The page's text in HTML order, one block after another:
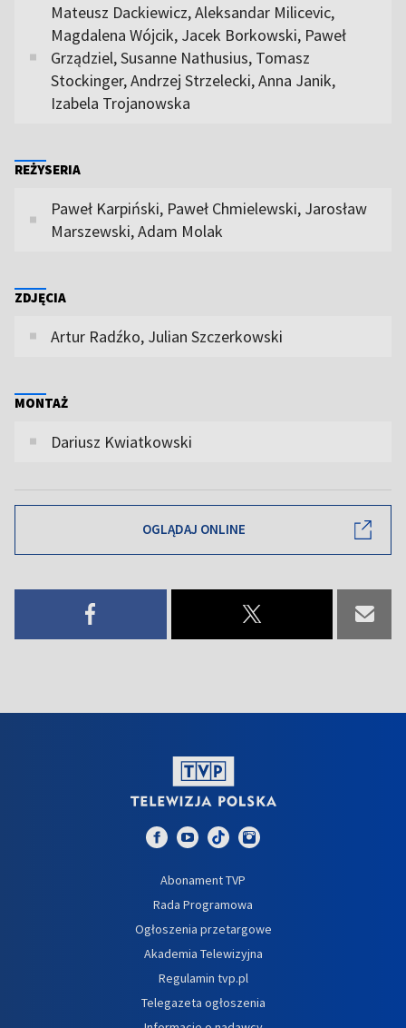
Mateusz Dackiewicz, Aleksandar Milicevic,
Magdalena Wójcik, Jacek Borkowski, Paweł
Grządziel, Susanne Nathusius, Tomasz
Stockinger, Andrzej Strzelecki, Anna Janik,
Izabela Trojanowska
REŻYSERIA
Paweł Karpiński, Paweł Chmielewski, Jarosław
Marszewski, Adam Molak
ZDJĘCIA
Artur Radźko, Julian Szczerkowski
MONTAŻ
Dariusz Kwiatkowski
OGLĄDAJ ONLINE
Abonament TVP
Rada Programowa
Ogłoszenia przetargowe
Akademia Telewizyjna
Regulamin tvp.pl
Telegazeta ogłoszenia